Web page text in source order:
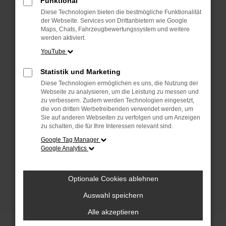
anderen Browser oder in einem privaten
Fenster?
Starte dein Gerät neu.
Das kann manchmal helfen, vorübergehende
Probleme zu beheben.
Betriebssystem auf dem neuesten Stand
sind.
Veraltete Software birgt nicht nur ein
Sicherheitsrisiko, sondern kann auch dazu
führen, dass bestimmte Funktionen nicht mehr
unterstützt werden.
Wende dich an den Webseitenbetreiber.
hast, kontaktiere uns bitte. Wir werden
versuchen, das Problem zu beheben. Du kannst
uns diesen Text schicken, um uns bei der
Fehlersuche zu unterstützen:
Diese Technologien bieten die bestmögliche Funktionalität
der Webseite. Services von Drittanbietern wie Google
Maps, Chats, Fahrzeugbewertungssystem und weitere
werden aktiviert.
YouTube
Statistik und Marketing
Diese Technologien ermöglichen es uns, die Nutzung der
Webseite zu analysieren, um die Leistung zu messen und
zu verbessern. Zudem werden Technologien eingesetzt,
die von dritten Werbetreibenden verwendet werden, um
Sie auf anderen Webseiten zu verfolgen und um Anzeigen
zu schalten, die für Ihre Interessen relevant sind.
Google Tag Manager
Google Analytics
Optionale Cookies ablehnen
Auswahl speichern
Alle akzeptieren